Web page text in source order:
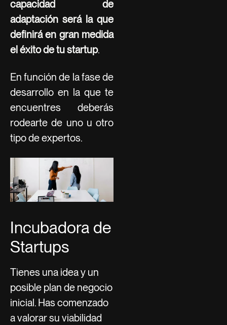
capacidad de
adaptación será la que
definirá en gran medida
el éxito de tu startup.
En función de la fase de
desarrollo en la que te
encuentres deberás
rodearte de uno u otro
tipo de expertos.
Incubadora de
Startups
Tienes una idea y un
posible plan de negocio
inicial. Has comenzado
a valorar su viabilidad